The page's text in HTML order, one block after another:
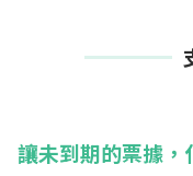
讓未到期的票據，